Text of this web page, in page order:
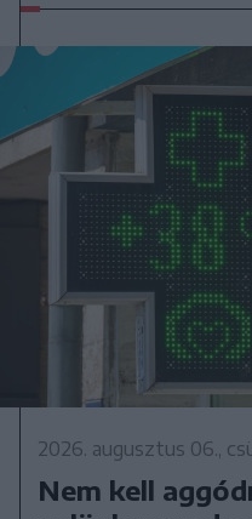
2026. augusztus 06.,
Nem kell